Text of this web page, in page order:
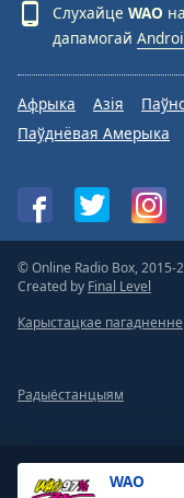
WAO
Слухайце WAO
дапамогай
Афрыка Азія
Паўднёвая Амерыка
© Online Radio Box, 2015-
Created by Final Level
Карыстацкае пагадненне
Радыёстанцыям